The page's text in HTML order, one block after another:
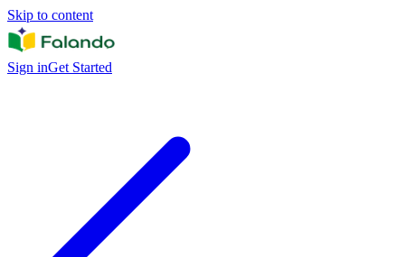
Skip to content
Sign inGet Started